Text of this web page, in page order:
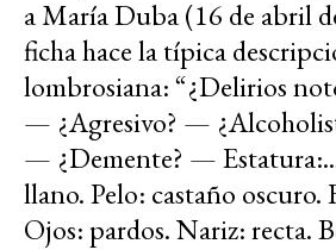
a María Duba (16 de abril
ficha hace la típica
lombrosiana: “¿Delirios
— ¿Agresivo? —
— ¿Demente? — Estatura:...
llano. Pelo: castaño oscuro.
Ojos: pardos. Nariz: recta.